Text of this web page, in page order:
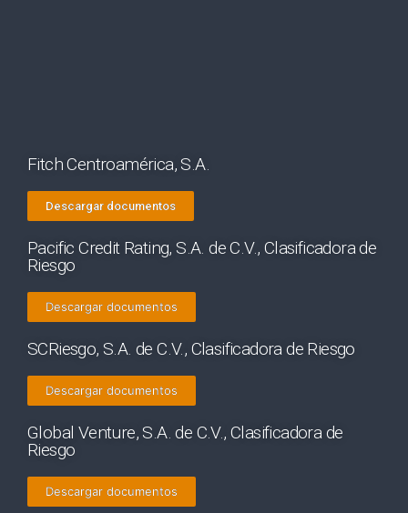
Fitch Centroamérica, S.A.
Descargar documentos
Pacific Credit Rating, S.A. de C.V., Clasificadora de
Riesgo
Descargar documentos
SCRiesgo, S.A. de C.V., Clasificadora de Riesgo
Descargar documentos
Global Venture, S.A. de C.V., Clasificadora de
Riesgo
Descargar documentos